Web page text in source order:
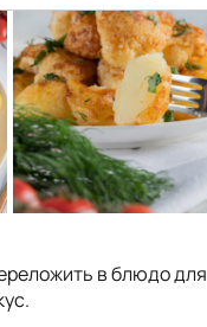
в блюдо для